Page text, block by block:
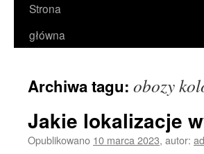
Strona
główna
Archiwa tagu: obozy
Jakie lokalizacje
Opublikowano 10 marca 2023, autor: